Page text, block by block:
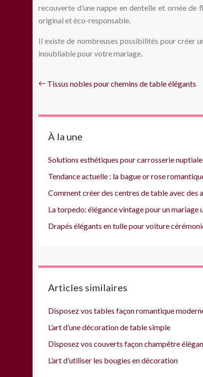
recouverte d’une nappe en dentelle et ornée
original et éco-responsable.
Il existe de nombreuses possibilités pour créer
inoubliable pour votre mariage.
Tissus nobles pour chemins de table élégants
À la une
Solutions esthétiques pour carrosserie nuptiale
Tendance actuelle : la bague or rose
Comment créer des centres de table avec des
La torpedo: élégance vintage pour un mariage
Drapés élégants en tulle pour voiture
Articles similaires
Disposez vos tables façon romantique
L’art d’une décoration de table simple
Disposez vos couverts façon champêtre
L’art d’utiliser les bougies en décoration